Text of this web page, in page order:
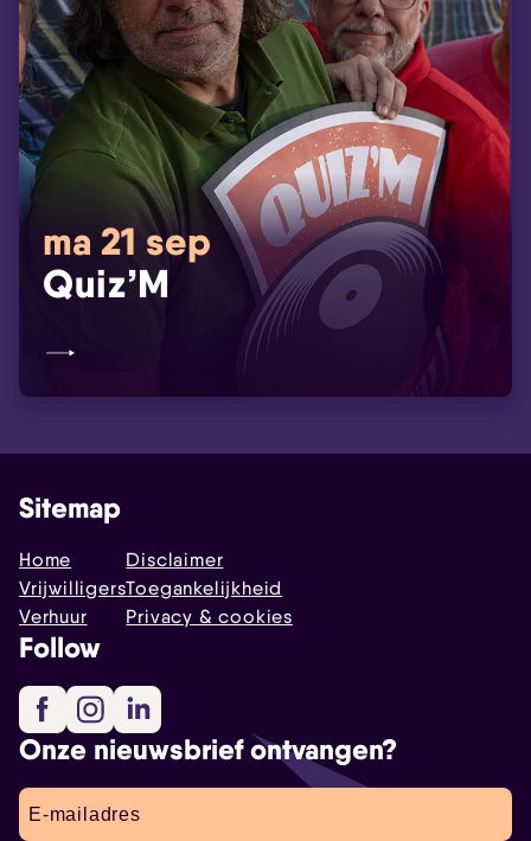
ma 21 sep
Quiz’M
Sitemap
Home
Vrijwilligers
Verhuur
Disclaimer
Toegankelijkheid
Privacy & cookies
Follow
FacebookInstagram
Onze nieuwsbrief ontvangen?